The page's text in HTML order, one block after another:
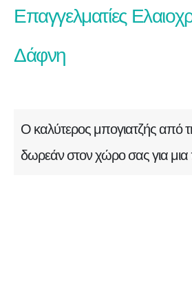
Επαγγελματίες
Δάφνη
Ο καλύτερος μπογιατζής από
δωρεάν στον χώρο σας για